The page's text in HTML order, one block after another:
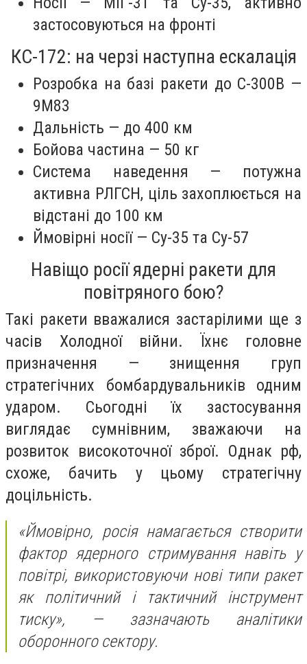
застосовуються на фронті
КС-172: на черзі наступна ескалація
Розробка на базі ракети до С-300В —
9М83
Дальність — до 400 км
Бойова частина — 50 кг
Система наведення — потужна
активна РЛГСН, ціль захоплюється на
відстані до 100 км
Ймовірні носії — Су-35 та Су-57
Навіщо росії ядерні ракети для
повітряного бою?
Такі ракети вважалися застарілими ще з
часів Холодної війни. Їхнє головне
призначення — знищення груп
стратегічних бомбардувальників одним
ударом. Сьогодні їх застосування
виглядає сумнівним, зважаючи на
розвиток високоточної зброї. Однак рф,
схоже, бачить у цьому стратегічну
доцільність.
«Ймовірно, росія намагається створити
фактор ядерного стримування навіть у
повітрі, використовуючи нові типи ракет
як політичний і тактичний інструмент
тиску», —зазначають аналітики
оборонного сектору.